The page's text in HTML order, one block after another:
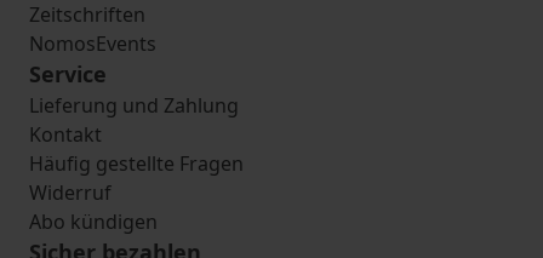
Zeitschriften
NomosEvents
Service
Lieferung und Zahlung
Kontakt
Häufig gestellte Fragen
Widerruf
Abo kündigen
Sicher bezahlen